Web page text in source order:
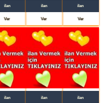
ilan
Ver
ilan
Ver
ilan
Ver
ilan ilan ilan